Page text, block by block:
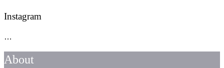
Instagram
…
About